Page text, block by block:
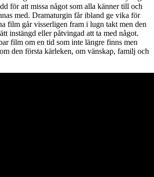
för att missa något som alla känner till och
med. Dramaturgin får ibland ge vika för
film går visserligen fram i lugn takt men den
instängd eller påtvingad att ta med något.
film om en tid som inte längre finns men
den första kärleken, om vänskap, familj och